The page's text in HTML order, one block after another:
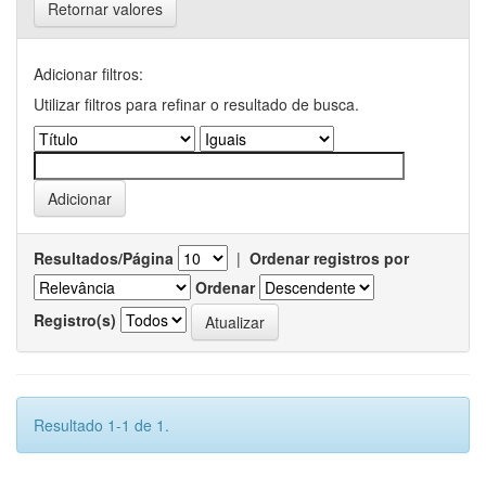
Retornar valores
Adicionar filtros:
Utilizar filtros para refinar o resultado de busca.
Resultados/Página | Ordenar registros por
Ordenar
Registro(s)
Resultado 1-1 de 1.